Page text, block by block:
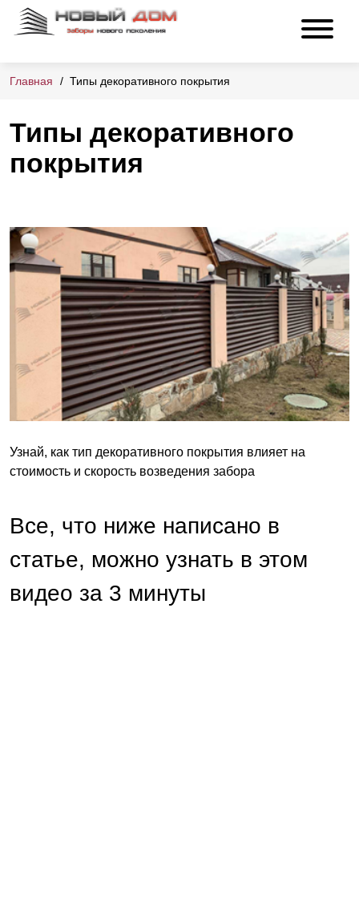
Главная Типы декоративного покрытия
Типы декоративного
покрытия
Узнай, как тип декоративного покрытия влияет на
стоимость и скорость возведения забора
Все, что ниже написано в
статье, можно узнать в этом
видео за 3 минуты